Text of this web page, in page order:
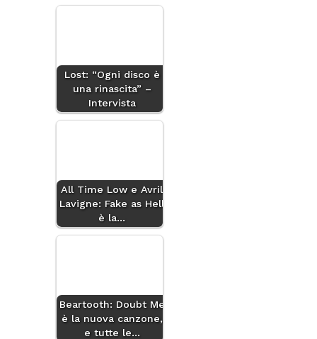
Lost: “Ogni disco è
una rinascita” –
Intervista
All Time Low e Avril
Lavigne: Fake as Hell
è la…
Beartooth: Doubt Me
è la nuova canzone,
e tutte le…